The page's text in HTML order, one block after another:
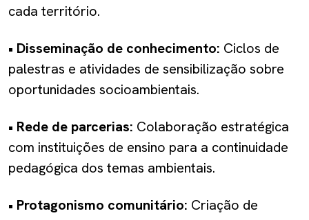
cada território.
• Disseminação de conhecimento: Ciclos de
palestras e atividades de sensibilização sobre
oportunidades socioambientais.
• Rede de parcerias: Colaboração estratégica
com instituições de ensino para a continuidade
pedagógica dos temas ambientais.
• Protagonismo comunitário: Criação de